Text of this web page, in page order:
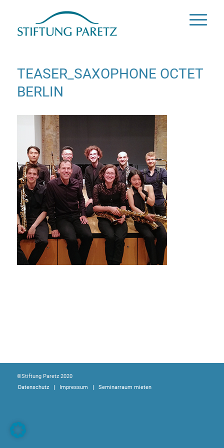
TEASER_SAXOPHONE OCTET
BERLIN
©Stiftung Paretz 2020
Datenschutz
Impressum Seminarraum mieten